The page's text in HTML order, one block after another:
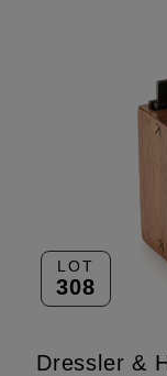
LOT
308
Dressler &